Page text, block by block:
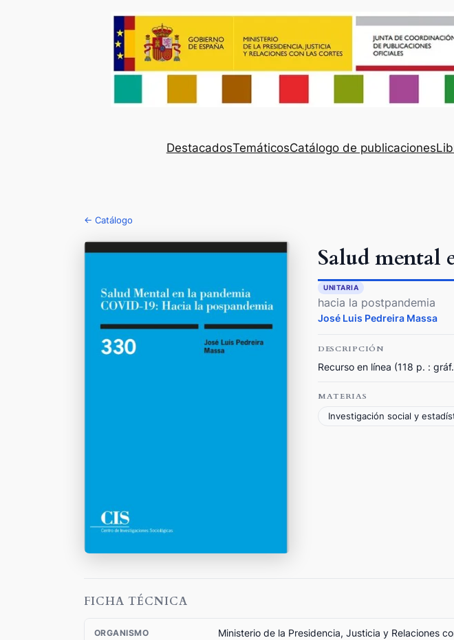
DestacadosTemáticosCatálogo de publicaciones
← Catálogo
Salud mental
UNITARIA
hacia la postpandemia
José Luis Pedreira Massa
DESCRIPCIÓN
Recurso en línea (118 p. :
MATERIAS
Investigación social y
FICHA TÉCNICA
ORGANISMO Ministerio de la Presidencia, Justicia y Relaciones